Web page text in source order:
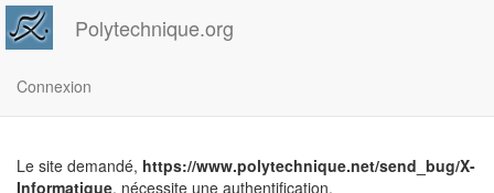
Polytechnique.org
Connexion
Le site demandé, https://www.polytechnique.net/send_bug/X-
Informatique, nécessite une authentification.